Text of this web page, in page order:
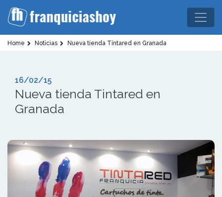
Home Noticias Nueva tienda Tintared en Granada
16/02/15
Nueva tienda Tintared en
Granada